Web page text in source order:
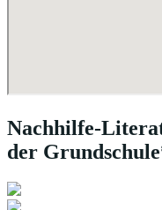
Nachhilfe-
der